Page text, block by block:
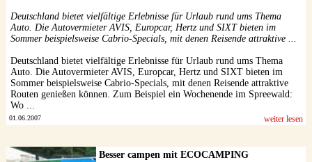
Deutschland bietet vielfältige Erlebnisse für Urlaub rund ums Thema
Auto. Die Autovermieter AVIS, Europcar, Hertz und SIXT bieten im
Sommer beispielsweise Cabrio-Specials, mit denen Reisende attraktive ...
Deutschland bietet vielfältige Erlebnisse für Urlaub rund ums Thema
Auto. Die Autovermieter AVIS, Europcar, Hertz und SIXT bieten im
Sommer beispielsweise Cabrio-Specials, mit denen Reisende attraktive
Routen genießen können. Zum Beispiel ein Wochenende im Spreewald:
Wo ...
01.06.2007 weiter lesen
Besser campen mit ECOCAMPING